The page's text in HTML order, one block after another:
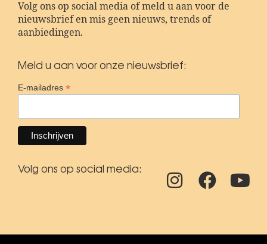
Volg ons op social media of meld u aan voor de
nieuwsbrief en mis geen nieuws, trends of
aanbiedingen.
Meld u aan voor onze nieuwsbrief:
E-mailadres *
Volg ons op social media: